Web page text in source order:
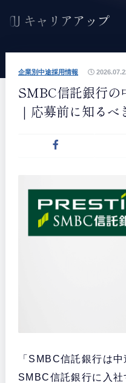
企業別中途採用情報
SMBC信託銀行の
｜応募前に知る
「SMBC信託銀行は
SMBC信託銀行に入